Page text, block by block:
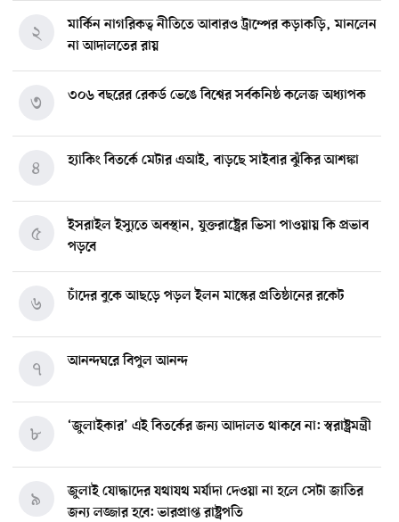
মার্কিন নাগরিকত্ব নীতিতে আবারও ট্রাম্পের কড়াকড়ি, মানলেন
না আদালতের রায়
২
৩০৬ বছরের রেকর্ড ভেঙে বিশ্বের সর্বকনিষ্ঠ কলেজ অধ্যাপক
৩
হ্যাকিং বিতর্কে মেটার এআই, বাড়ছে সাইবার ঝুঁকির আশঙ্কা
৪
ইসরাইল ইস্যুতে অবস্থান, যুক্তরাষ্ট্রের ভিসা পাওয়ায় কি প্রভাব
পড়বে
৫
চাঁদের বুকে আছড়ে পড়ল ইলন মাস্কের প্রতিষ্ঠানের রকেট
৬
আনন্দঘরে বিপুল আনন্দ
৭
‘জুলাইকার’ এই বিতর্কের জন্য আদালত থাকবে না: স্বরাষ্ট্রমন্ত্রী
৮
জুলাই যোদ্ধাদের যথাযথ মর্যাদা দেওয়া না হলে সেটা জাতির
জন্য লজ্জার হবে: ভারপ্রাপ্ত রাষ্ট্রপতি
৯